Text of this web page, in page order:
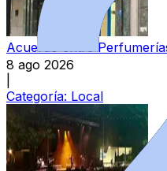
Acuerdo entre
8 ago 2026
Categoría: Local